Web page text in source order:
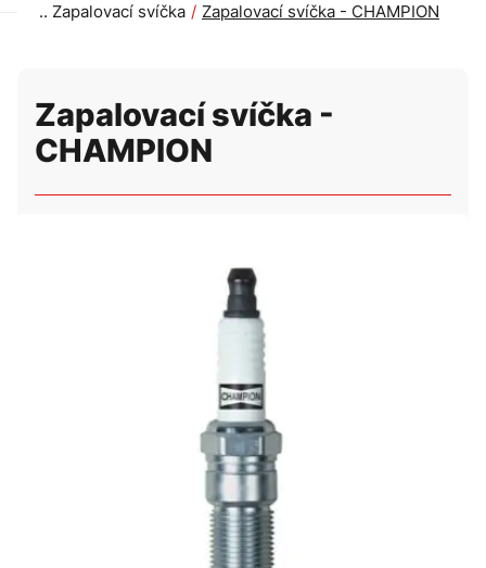
Zapalovací svíčka Zapalovací svíčka - CHAMPION
Zapalovací svíčka -
CHAMPION